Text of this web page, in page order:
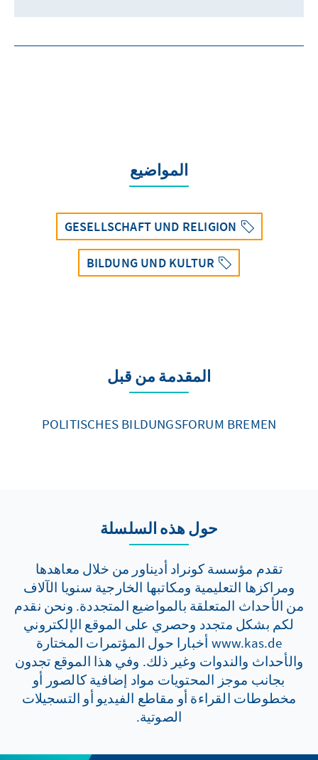
المواضيع
GESELLSCHAFT UND RELIGION
BILDUNG UND KULTUR
المقدمة من قبل
POLITISCHES BILDUNGSFORUM BREMEN
حول هذه السلسلة
تقدم مؤسسة كونراد أديناور من خلال معاهدها
ومراكزها التعليمية ومكاتبها الخارجية سنويا الآلاف
من الأحداث المتعلقة بالمواضيع المتجددة. ونحن نقدم
لكم بشكل متجدد وحصري على الموقع الإلكتروني
www.kas.de أخبارا حول المؤتمرات المختارة
والأحداث والندوات وغير ذلك. وفي هذا الموقع تجدون
بجانب موجز المحتويات مواد إضافية كالصور أو
مخطوطات القراءة أو مقاطع الفيديو أو التسجيلات
الصوتية.